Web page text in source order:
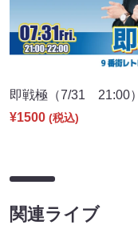
即戦極（7/31 21:00）
¥1500 (税込)
関連ライブ